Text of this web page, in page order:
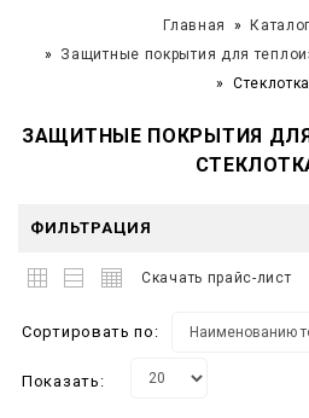
Главная
Защитные покрытия для
ЗАЩИТНЫЕ ПОКРЫТИЯ
ФИЛЬТРАЦИЯ
Скачать прайс-лист
Сортировать по:
Показать: